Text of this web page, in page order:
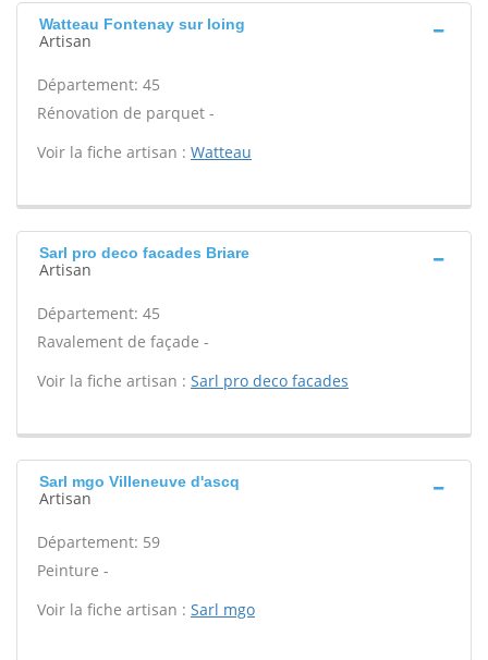
Watteau Fontenay sur loing
Artisan
Département: 45
Rénovation de parquet -
Voir la fiche artisan : Watteau
Sarl pro deco facades Briare
Artisan
Département: 45
Ravalement de façade -
Voir la fiche artisan : Sarl pro deco facades
Sarl mgo Villeneuve d'ascq
Artisan
Département: 59
Peinture -
Voir la fiche artisan : Sarl mgo